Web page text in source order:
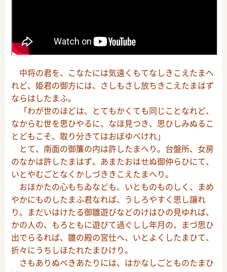
中将の君を、こなたには気遠くもてなしきこえたまへ
れど、姫君の御方には、さしもさし放ちきこえたまはず
ならはしたまふ。
「わが世のほどは、とてもかくても同じことなれど、
なからむ世を思ひやるに、なほ見つき、思ひしみぬるこ
とどもこそ、取り分きてはおぼゆべけれ」
とて、南面の御簾の内は許したまへり。台盤所、女房
のなかは許したまはず。あまたおはせぬ御仲らひにて、
いとやむごとなくかしづききこえたまへり。
おほかたの心もちゐなども、いとものものしく、まめ
やかにものしたまふ君なれば、うしろやすく思し譲れ
り。まだいはけたる御雛遊びなどのけはひの見ゆれば、
かの人の、もろともに遊びて過ぐしし年月の、まづ思ひ
出でらるれば、雛の殿の宮仕へ、いとよくしたまひて、
折々にうちしほたれたまひけり。
さもありぬべきあたりには、はかなしごとものたまひ